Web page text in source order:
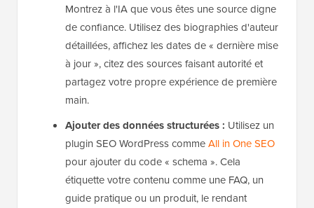
Montrez à l'IA que vous êtes une source digne
de confiance. Utilisez des biographies d'auteur
détaillées, affichez les dates de « dernière mise
à jour », citez des sources faisant autorité et
partagez votre propre expérience de première
main.
Ajouter des données structurées : Utilisez un
plugin SEO WordPress commeAll in One SEO
pour ajouter du code « schema ». Cela
étiquette votre contenu comme une FAQ, un
guide pratique ou un produit, le rendant